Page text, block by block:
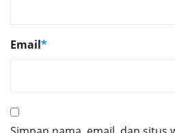
Email*